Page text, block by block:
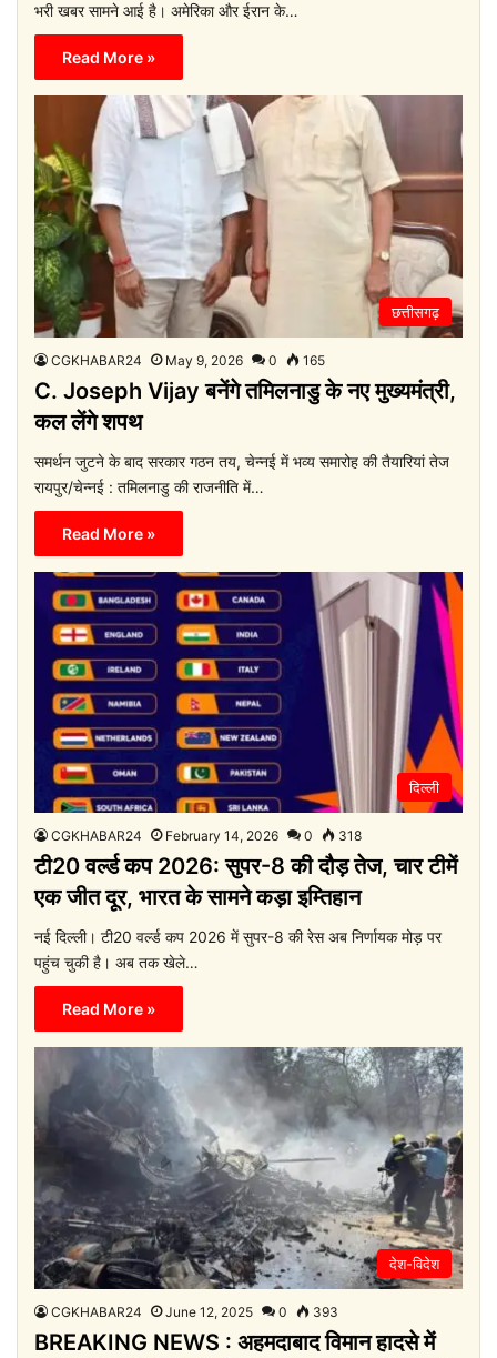
भरी खबर सामने आई है। अमेरिका और ईरान के…
Read More »
छत्तीसगढ़
CGKHABAR24 May 9, 2026 0 165
C. Joseph Vijay बनेंगे तमिलनाडु के नए मुख्यमंत्री,
कल लेंगे शपथ
समर्थन जुटने के बाद सरकार गठन तय, चेन्नई में भव्य समारोह की तैयारियां तेज
रायपुर/चेन्नई : तमिलनाडु की राजनीति में…
Read More »
दिल्ली
CGKHABAR24 February 14, 2026 0 318
टी20 वर्ल्ड कप 2026: सुपर-8 की दौड़ तेज, चार टीमें
एक जीत दूर, भारत के सामने कड़ा इम्तिहान
नई दिल्ली। टी20 वर्ल्ड कप 2026 में सुपर-8 की रेस अब निर्णायक मोड़ पर
पहुंच चुकी है। अब तक खेले…
Read More »
देश-विदेश
CGKHABAR24 June 12, 2025 0 393
BREAKING NEWS : अहमदाबाद विमान हादसे में